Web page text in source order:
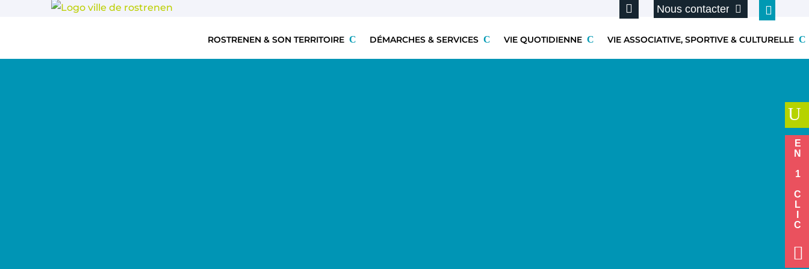
Nous contacter
ROSTRENEN & SON TERRITOIRE DÉMARCHES & SERVICES VIE QUOTIDIENNE VIE ASSOCIATIVE, SPORTIVE & CULTURELLE
U
EN 1 CLIC
